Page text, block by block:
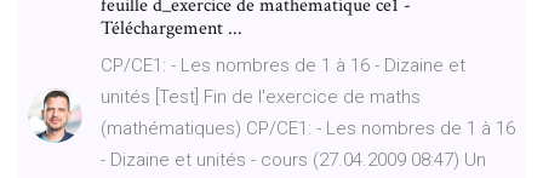
feuille d_exercice de mathematique ce1 -
Téléchargement ...
CP/CE1: - Les nombres de 1 à 16 - Dizaine et
unités [Test] Fin de l'exercice de maths
(mathématiques) CP/CE1: - Les nombres de 1 à 16
- Dizaine et unités - cours (27.04.2009 08:47) Un